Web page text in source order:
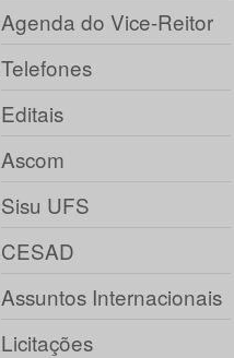
Agenda do Vice-Reitor
Telefones
Editais
Ascom
Sisu UFS
CESAD
Assuntos Internacionais
Licitações